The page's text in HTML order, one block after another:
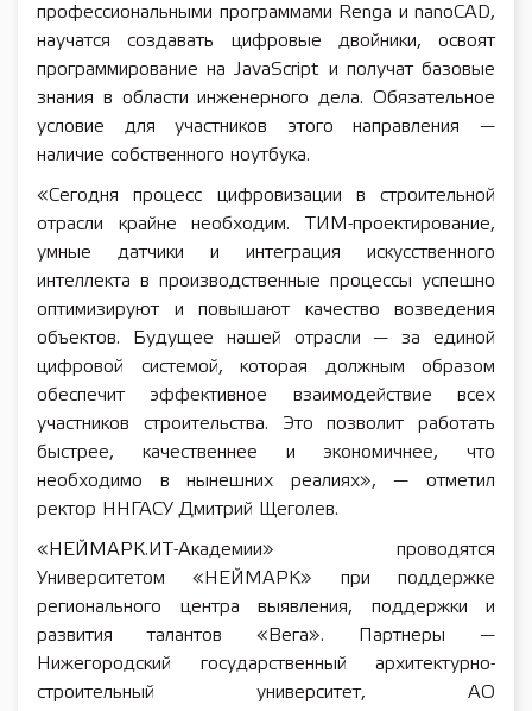
профессиональными программами Renga и nanoCAD,
научатся создавать цифровые двойники, освоят
программирование на JavaScript и получат базовые
знания в области инженерного дела. Обязательное
условие для участников этого направления —
наличие собственного ноутбука.
«Сегодня процесс цифровизации в строительной
отрасли крайне необходим. ТИМ-проектирование,
умные датчики и интеграция искусственного
интеллекта в производственные процессы успешно
оптимизируют и повышают качество возведения
объектов. Будущее нашей отрасли — за единой
цифровой системой, которая должным образом
обеспечит эффективное взаимодействие всех
участников строительства. Это позволит работать
быстрее, качественнее и экономичнее, что
необходимо в нынешних реалиях», — отметил
ректор ННГАСУ Дмитрий Щеголев.
«НЕЙМАРК.ИТ-Академии» проводятся
Университетом «НЕЙМАРК» при поддержке
регионального центра выявления, поддержки и
развития талантов «Вега». Партнеры —
Нижегородский государственный архитектурно-
строительный университет, АО